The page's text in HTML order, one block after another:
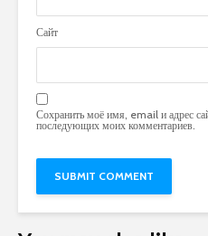
Сайт
Сохранить моё имя, email и адрес
последующих моих комментариев.